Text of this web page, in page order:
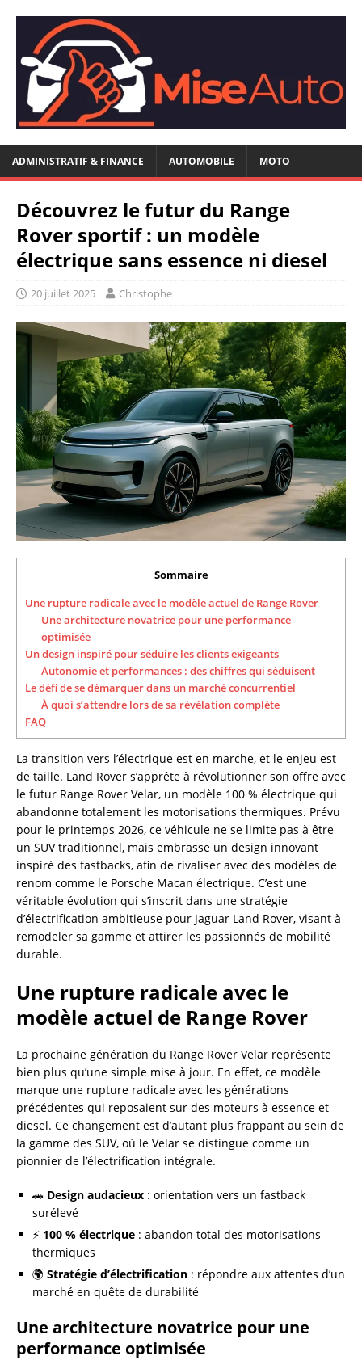
ADMINISTRATIF & FINANCE AUTOMOBILE MOTO
Découvrez le futur du Range
Rover sportif : un modèle
électrique sans essence ni diesel
20 juillet 2025 Christophe
Sommaire
Une rupture radicale avec le modèle actuel de Range Rover
Une architecture novatrice pour une performance
optimisée
Un design inspiré pour séduire les clients exigeants
Autonomie et performances : des chiffres qui séduisent
Le défi de se démarquer dans un marché concurrentiel
À quoi s’attendre lors de sa révélation complète
FAQ
La transition vers l’électrique est en marche, et le enjeu est
de taille. Land Rover s’apprête à révolutionner son offre avec
le futur Range Rover Velar, un modèle 100 % électrique qui
abandonne totalement les motorisations thermiques. Prévu
pour le printemps 2026, ce véhicule ne se limite pas à être
un SUV traditionnel, mais embrasse un design innovant
inspiré des fastbacks, afin de rivaliser avec des modèles de
renom comme le Porsche Macan électrique. C’est une
véritable évolution qui s’inscrit dans une stratégie
d’électrification ambitieuse pour Jaguar Land Rover, visant à
remodeler sa gamme et attirer les passionnés de mobilité
durable.
Une rupture radicale avec le
modèle actuel de Range Rover
La prochaine génération du Range Rover Velar représente
bien plus qu’une simple mise à jour. En effet, ce modèle
marque une rupture radicale avec les générations
précédentes qui reposaient sur des moteurs à essence et
diesel. Ce changement est d’autant plus frappant au sein de
la gamme des SUV, où le Velar se distingue comme un
pionnier de l’électrification intégrale.
🚗 Design audacieux : orientation vers un fastback
surélevé
⚡ 100 % électrique : abandon total des motorisations
thermiques
🌍 Stratégie d’électrification : répondre aux attentes d’un
marché en quête de durabilité
Une architecture novatrice pour une
performance optimisée